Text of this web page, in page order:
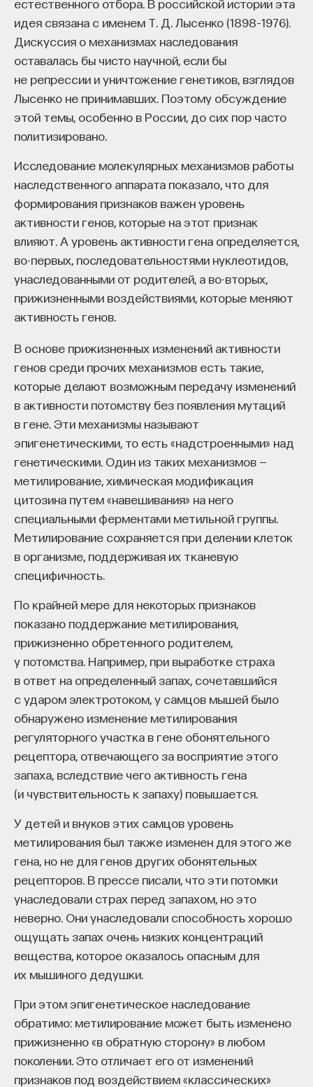
естественного отбора. В российской истории эта
идея связана с именем Т. Д. Лысенко (1898–1976).
Дискуссия о механизмах наследования
оставалась бы чисто научной, если бы
не репрессии и уничтожение генетиков, взглядов
Лысенко не принимавших. Поэтому обсуждение
этой темы, особенно в России, до сих пор часто
политизировано.
Исследование молекулярных механизмов работы
наследственного аппарата показало, что для
формирования признаков важен уровень
активности генов, которые на этот признак
влияют. А уровень активности гена определяется,
во-первых, последовательностями нуклеотидов,
унаследованными от родителей, а во-вторых,
прижизненными воздействиями, которые меняют
активность генов.
В основе прижизненных изменений активности
генов среди прочих механизмов есть такие,
которые делают возможным передачу изменений
в активности потомству без появления мутаций
в гене. Эти механизмы называют
эпигенетическими, то есть «надстроенными» над
генетическими. Один из таких механизмов —
метилирование, химическая модификация
цитозина путем «навешивания» на него
специальными ферментами метильной группы.
Метилирование сохраняется при делении клеток
в организме, поддерживая их тканевую
специфичность.
По крайней мере для некоторых признаков
показано поддержание метилирования,
прижизненно обретенного родителем,
у потомства. Например, при выработке страха
в ответ на определенный запах, сочетавшийся
с ударом электротоком, у самцов мышей было
обнаружено изменение метилирования
регуляторного участка в гене обонятельного
рецептора, отвечающего за восприятие этого
запаха, вследствие чего активность гена
(и чувствительность к запаху) повышается.
У детей и внуков этих самцов уровень
метилирования был также изменен для этого же
гена, но не для генов других обонятельных
рецепторов. В прессе писали, что эти потомки
унаследовали страх перед запахом, но это
неверно. Они унаследовали способность хорошо
ощущать запах очень низких концентраций
вещества, которое оказалось опасным для
их мышиного дедушки.
При этом эпигенетическое наследование
обратимо: метилирование может быть изменено
прижизненно «в обратную сторону» в любом
поколении. Это отличает его от изменений
признаков под воздействием «классических»